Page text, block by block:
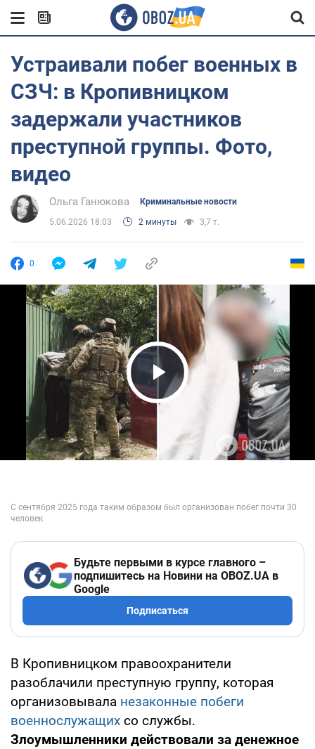
Устраивали побег военных в
СЗЧ: в Кропивницком
задержали участников
преступной группы. Фото,
видео
Ольга Ганюкова Криминальные новости
5.06.2026 18:03 2 минуты 3,7 т.
0
Play Video
Будьте первыми в курсе главного –
подпишитесь на Новини на OBOZ.UA в
Google
Подписаться
В Кропивницком правоохранители
разоблачили преступную группу, которая
организовывала незаконные побеги
военнослужащих со службы.
Злоумышленники действовали за денежное